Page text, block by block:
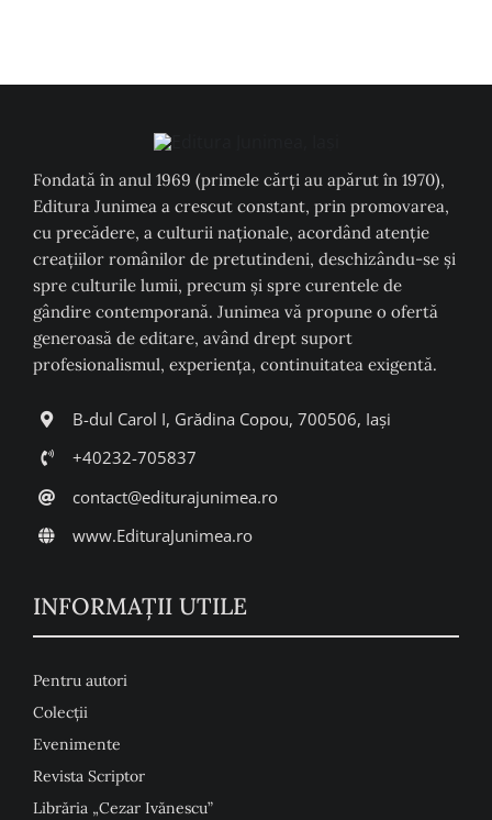
Fondată în anul 1969 (primele cărți au apărut în 1970),
Editura Junimea a crescut constant, prin promovarea,
cu precădere, a culturii naţionale, acordând atenţie
creaţiilor românilor de pretutindeni, deschizându-se şi
spre culturile lumii, precum şi spre curentele de
gândire contemporană. Junimea vă propune o ofertă
generoasă de editare, având drept suport
profesionalismul, experiența, continuitatea exigentă.
B-dul Carol I, Grădina Copou, 700506, Iași
+40232-705837
contact@editurajunimea.ro
www.EdituraJunimea.ro
INFORMAŢII UTILE
Pentru autori
Colecţii
Evenimente
Revista Scriptor
Librăria „Cezar Ivănescu”